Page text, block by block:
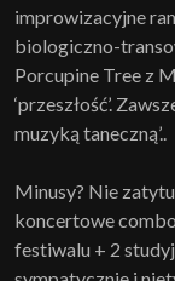
improwizacyjne
biologiczno-
Porcupine Tree z
‘przeszłość’.
muzyką taneczną’..
Minusy? Nie
koncertowe
festiwalu + 2